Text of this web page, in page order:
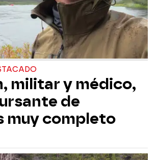
militar y médico,
de
muy completo